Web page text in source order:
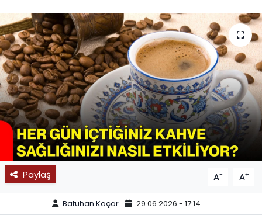
Paylaş A- A+
Batuhan Kaçar 29.06.2026 - 17:14
SAĞLIK
SPOR
11:11 MANŞET